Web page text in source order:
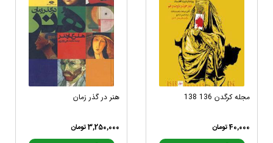
مجله کرگدن 136 138
40,000 تومان
هنر در گذر زمان
3,250,000 تومان